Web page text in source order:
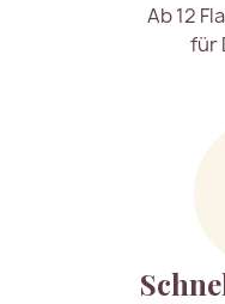
Ab 12
für